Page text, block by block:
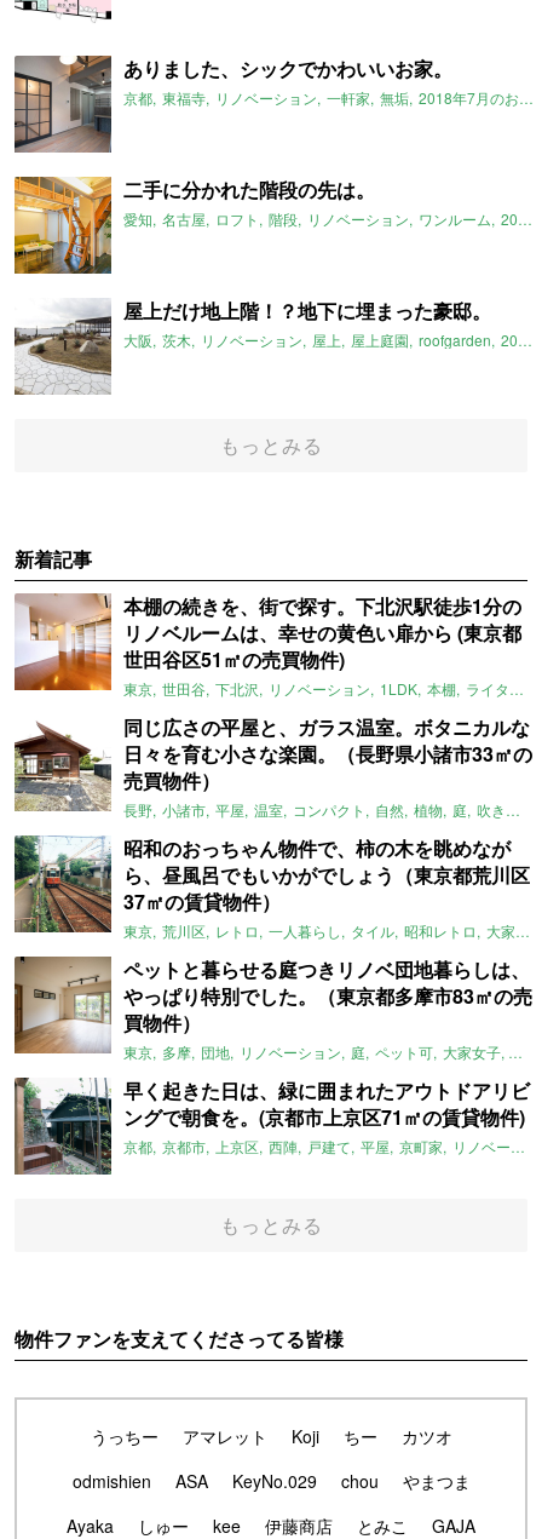
ありました、シックでかわいいお家。
京都 東福寺 リノベーション 一軒家 無垢 2018年7月のおすすめ
二手に分かれた階段の先は。
愛知 名古屋 ロフト 階段 リノベーション ワンルーム 2018年7月のおすすめ
屋上だけ地上階！？地下に埋まった豪邸。
大阪 茨木 リノベーション 屋上 屋上庭園 roofgarden 2018年7月のおすすめ
もっとみる
新着記事
本棚の続きを、街で探す。下北沢駅徒歩1分の
リノベルームは、幸せの黄色い扉から (東京都
世田谷区51㎡の売買物件)
東京 世田谷 下北沢 リノベーション 1LDK 本棚 ライター：ほしりょうこ
同じ広さの平屋と、ガラス温室。ボタニカルな
日々を育む小さな楽園。（長野県小諸市33㎡の
売買物件）
長野 小諸市 平屋 温室 コンパクト 自然 植物 庭 吹き抜け
昭和のおっちゃん物件で、柿の木を眺めなが
ら、昼風呂でもいかがでしょう（東京都荒川区
37㎡の賃貸物件）
東京 荒川区 レトロ 一人暮らし タイル 昭和レトロ 大家女子
ペットと暮らせる庭つきリノベ団地暮らしは、
やっぱり特別でした。（東京都多摩市83㎡の売
買物件）
東京 多摩 団地 リノベーション 庭 ペット可 大家女子 団
早く起きた日は、緑に囲まれたアウトドアリビ
ングで朝食を。(京都市上京区71㎡の賃貸物件)
京都 京都市 上京区 西陣 戸建て 平屋 京町家 リノベーション
もっとみる
物件ファンを支えてくださってる皆様
うっちー アマレット Koji ちー
カツオ
odmishien
ASA KeyNo.029 chou
やまつま
Ayaka
しゅー kee 伊藤商店 とみこ
GAJA